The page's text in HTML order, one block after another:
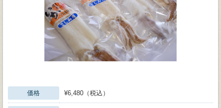
価格 ¥6,480（税込）